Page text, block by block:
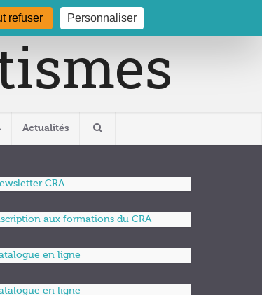
03 80 29 54 19
Actualités
refuser Personnaliser